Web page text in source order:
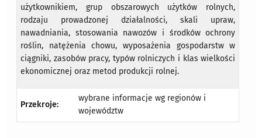
użytkownikiem, grup obszarowych użytków rolnych,
rodzaju prowadzonej działalności, skali upraw,
nawadniania, stosowania nawozów i środków ochrony
roślin, natężenia chowu, wyposażenia gospodarstw w
ciągniki, zasobów pracy, typów rolniczych i klas wielkości
ekonomicznej oraz metod produkcji rolnej.
Przekroje:
wybrane informacje wg regionów i
województw